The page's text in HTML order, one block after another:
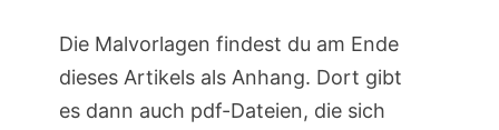
Die Malvorlagen findest du am Ende
dieses Artikels als Anhang. Dort gibt
es dann auch pdf-Dateien, die sich